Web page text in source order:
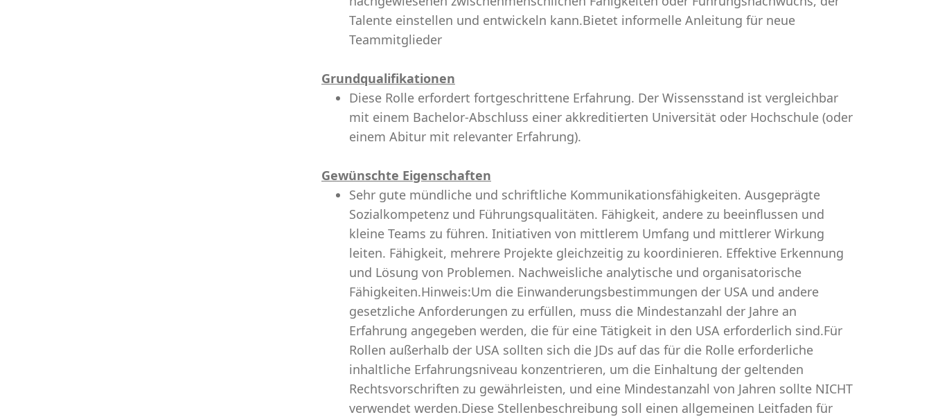
Talente einstellen und entwickeln kann.Bietet informelle Anleitung für neue
Teammitglieder
Grundqualifikationen
Diese Rolle erfordert fortgeschrittene Erfahrung. Der Wissensstand ist vergleichbar
mit einem Bachelor-Abschluss einer akkreditierten Universität oder Hochschule (oder
einem Abitur mit relevanter Erfahrung).
Gewünschte Eigenschaften
Sehr gute mündliche und schriftliche Kommunikationsfähigkeiten. Ausgeprägte
Sozialkompetenz und Führungsqualitäten. Fähigkeit, andere zu beeinflussen und
kleine Teams zu führen. Initiativen von mittlerem Umfang und mittlerer Wirkung
leiten. Fähigkeit, mehrere Projekte gleichzeitig zu koordinieren. Effektive Erkennung
und Lösung von Problemen. Nachweisliche analytische und organisatorische
Fähigkeiten.Hinweis:Um die Einwanderungsbestimmungen der USA und andere
gesetzliche Anforderungen zu erfüllen, muss die Mindestanzahl der Jahre an
Erfahrung angegeben werden, die für eine Tätigkeit in den USA erforderlich sind.Für
Rollen außerhalb der USA sollten sich die JDs auf das für die Rolle erforderliche
inhaltliche Erfahrungsniveau konzentrieren, um die Einhaltung der geltenden
Rechtsvorschriften zu gewährleisten, und eine Mindestanzahl von Jahren sollte NICHT
verwendet werden.Diese Stellenbeschreibung soll einen allgemeinen Leitfaden für